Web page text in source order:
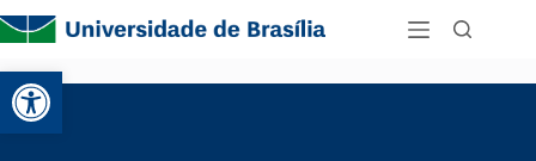
Abrir a barra de ferramentas